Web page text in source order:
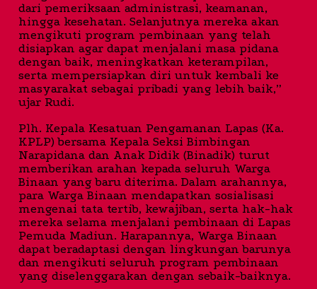
dari pemeriksaan administrasi, keamanan,
hingga kesehatan. Selanjutnya mereka akan
mengikuti program pembinaan yang telah
disiapkan agar dapat menjalani masa pidana
dengan baik, meningkatkan keterampilan,
serta mempersiapkan diri untuk kembali ke
masyarakat sebagai pribadi yang lebih baik,”
ujar Rudi.
Plh. Kepala Kesatuan Pengamanan Lapas (Ka.
KPLP) bersama Kepala Seksi Bimbingan
Narapidana dan Anak Didik (Binadik) turut
memberikan arahan kepada seluruh Warga
Binaan yang baru diterima. Dalam arahannya,
para Warga Binaan mendapatkan sosialisasi
mengenai tata tertib, kewajiban, serta hak-hak
mereka selama menjalani pembinaan di Lapas
Pemuda Madiun. Harapannya, Warga Binaan
dapat beradaptasi dengan lingkungan barunya
dan mengikuti seluruh program pembinaan
yang diselenggarakan dengan sebaik-baiknya.